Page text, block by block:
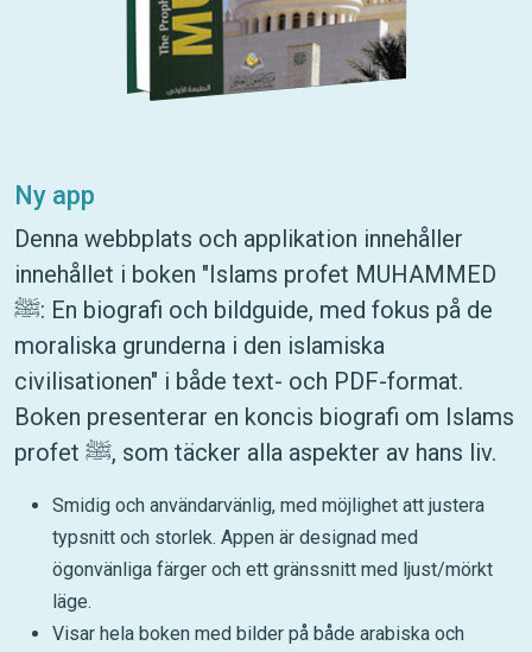
Ny app
Denna webbplats och applikation innehåller
innehållet i boken "Islams profet MUHAMMED
ﷺ: En biografi och bildguide, med fokus på de
moraliska grunderna i den islamiska
civilisationen" i både text- och PDF-format.
Boken presenterar en koncis biografi om Islams
profet ﷺ, som täcker alla aspekter av hans liv.
Smidig och användarvänlig, med möjlighet att justera
typsnitt och storlek. Appen är designad med
ögonvänliga färger och ett gränssnitt med ljust/mörkt
läge.
Visar hela boken med bilder på både arabiska och